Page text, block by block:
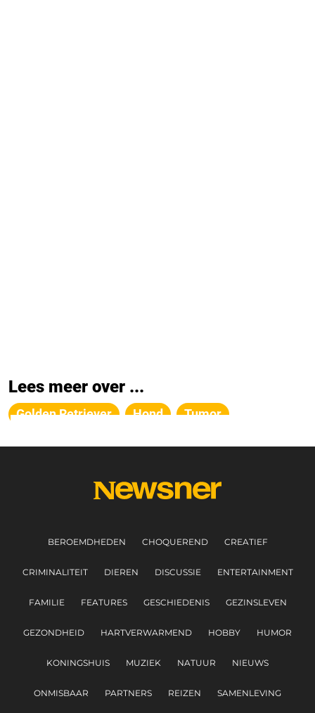
Lees meer over ...
Golden Retriever Hond Tumor
BEROEMDHEDEN CHOQUEREND CREATIEF
CRIMINALITEIT DIEREN DISCUSSIE ENTERTAINMENT
FAMILIE FEATURES GESCHIEDENIS GEZINSLEVEN
GEZONDHEID HARTVERWARMEND HOBBY HUMOR
KONINGSHUIS MUZIEK NATUUR NIEUWS
ONMISBAAR PARTNERS REIZEN SAMENLEVING